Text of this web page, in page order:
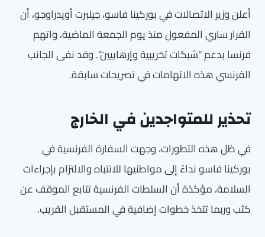
أعلن وزير الاتصالات في بوركينا فاسو، جيلبرت أويدراوجو، أن
القرار ساري المفعول منذ يوم الجمعة الماضية، واتهم
فرنسا بدعم “شبكات تخريبية وإرهابيين”. وقد نفى الجانب
الفرنسي هذه الاتهامات في تصريحات سابقة.
تحذير للمتواجدين في الخارج
في ظل هذه التطورات، وجهت السفارة الفرنسية في
بوركينا فاسو نداءً إلى مواطنيها للانتباه والالتزام بإجراءات
السلامة، مؤكدًة أن السلطات الفرنسية تتابع الموقف عن
كثب وربما تتخذ خطوات إضافية في المستقبل القريب.